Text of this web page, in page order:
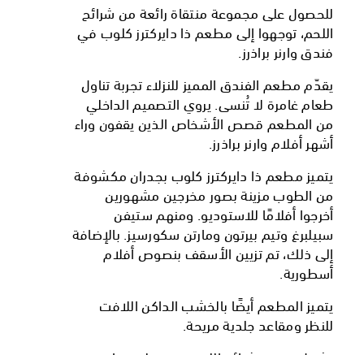
للحصول على مجموعة منتقاة رائعة من شرائح
اللحم، توجهوا إلى مطعم ذا دايركترز كلوب في
فندق وارنر براذرز.
يقدّم مطعم الفندق المميز للنزلاء تجربة تناول
طعام غامرة لا تُنسى. يروي التصميم الداخلي
من المطعم قصص الأشخاص الذين يقفون وراء
أشهر أفلام وارنر براذرز.
يتميز مطعم ذا دايركترز كلوب بجدران مكشوفة
من الطوب مزينة بصور مخرجين مشهورين
أخرجوا أفلامًا للاستوديو. ومنهم ستيفن
سبيلبرغ وتيم بيرتون ومارتن سكورسيز. بالإضافة
إلى ذلك، تم تزيين الأسقف بنصوص أفلام
أسطورية.
يتميز المطعم أيضًا بالخشب الداكن اللافت
للنظر ومقاعد جلدية مريحة.